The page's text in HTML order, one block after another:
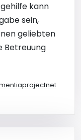
kann
sein,
geliebten
Betreuung